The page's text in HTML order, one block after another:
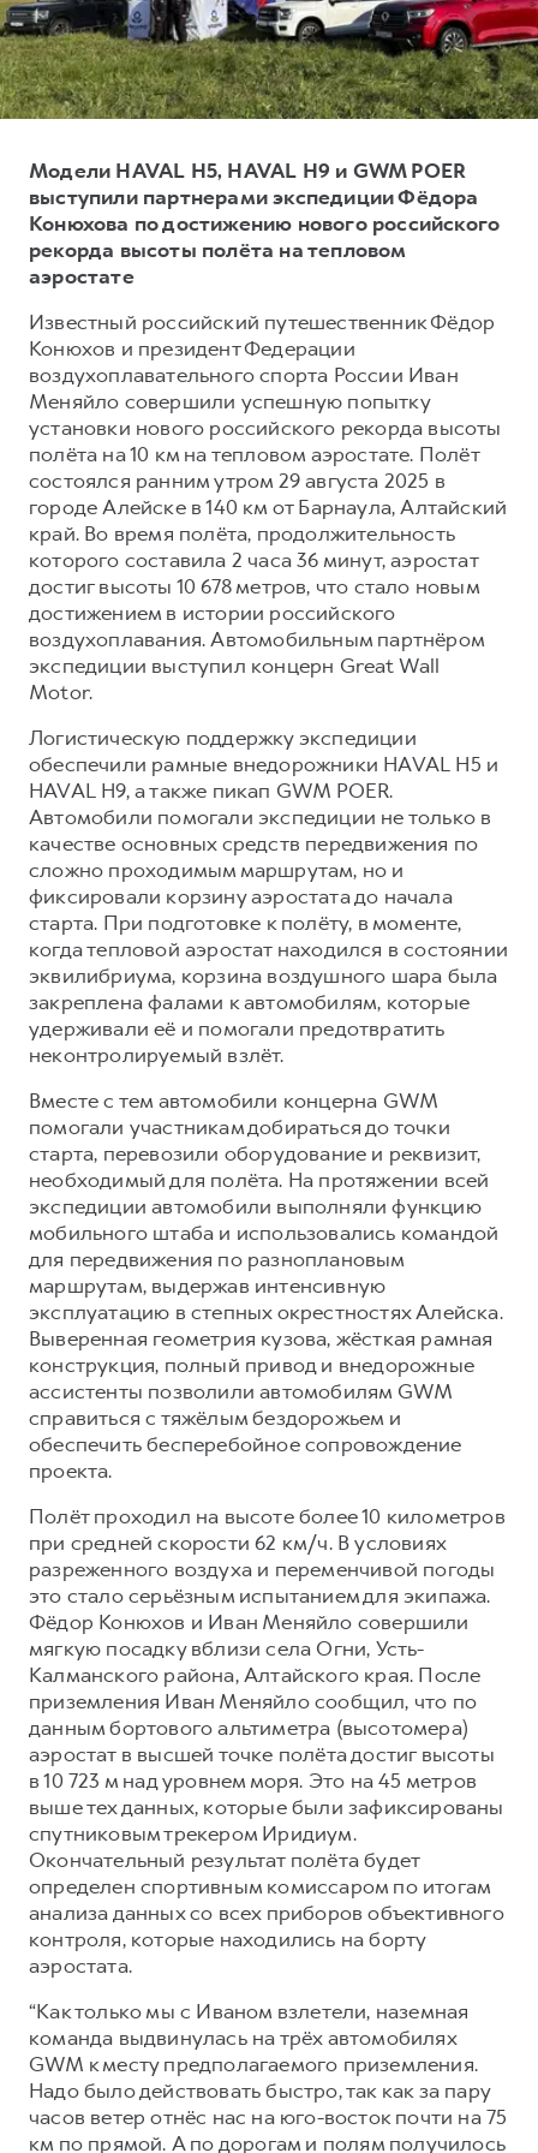
H7
от 3 799 000 ₽
H9
от 4 799 000 ₽
Тест-драйв
Трейд-ин
Кредитный калькулятор
Страхование
Кредит
КОРПОРАТИВНЫМ КЛИЕНТАМ
Для малого бизнеса
Корпоративным клиентам
Крупным корпоративным клиентам
Система управления автопарком
Сервис для корпоративных клиентов
HAVAL Лизинг
АКСЕССУАРЫ HAVAL
Автомобильные аксессуары
Коллекция PRO
Коллекция Базовая
Коллекция Детская
СЕРВИСНОЕ ОБСЛУЖИВАНИЕ
Нулевое ТО
Программа «Помощь на дороге»
Электронный ПТС
ПОДДЕРЖКА
GWM Безопасность
Гарантия HAVAL
Мобильное приложение GWM
Программа «HAVAL Защита+»
Руководства по эксплуатации
Подписки
АКСЕССУАРЫ HAVAL
Автомобильные аксессуары
Коллекция PRO
Коллекция Базовая
Коллекция Детская
О дилере
Наша команда
Контакты
Модели HAVAL H5, HAVAL H9 и GWM POER
выступили партнерами экспедиции Фёдора
Конюхова по достижению нового российского
рекорда высоты полёта на тепловом
аэростате
Известный российский путешественник Фёдор
Конюхов и президент Федерации
воздухоплавательного спорта России Иван
Меняйло совершили успешную попытку
установки нового российского рекорда высоты
полёта на 10 км на тепловом аэростате. Полёт
состоялся ранним утром 29 августа 2025 в
городе Алейске в 140 км от Барнаула, Алтайский
край. Во время полёта, продолжительность
которого составила 2 часа 36 минут, аэростат
достиг высоты 10 678 метров, что стало новым
достижением в истории российского
воздухоплавания. Автомобильным партнёром
экспедиции выступил концерн Great Wall
Motor.
Логистическую поддержку экспедиции
обеспечили рамные внедорожники HAVAL H5 и
HAVAL H9, а также пикап GWM POER.
Автомобили помогали экспедиции не только в
качестве основных средств передвижения по
сложно проходимым маршрутам, но и
фиксировали корзину аэростата до начала
старта. При подготовке к полёту, в моменте,
когда тепловой аэростат находился в состоянии
эквилибриума, корзина воздушного шара была
закреплена фалами к автомобилям, которые
удерживали её и помогали предотвратить
неконтролируемый взлёт.
Вместе с тем автомобили концерна GWM
помогали участникам добираться до точки
старта, перевозили оборудование и реквизит,
необходимый для полёта. На протяжении всей
экспедиции автомобили выполняли функцию
мобильного штаба и использовались командой
для передвижения по разноплановым
маршрутам, выдержав интенсивную
эксплуатацию в степных окрестностях Алейска.
Выверенная геометрия кузова, жёсткая рамная
конструкция, полный привод и внедорожные
ассистенты позволили автомобилям GWM
справиться с тяжёлым бездорожьем и
обеспечить бесперебойное сопровождение
проекта.
Полёт проходил на высоте более 10 километров
при средней скорости 62 км/ч. В условиях
разреженного воздуха и переменчивой погоды
это стало серьёзным испытанием для экипажа.
Фёдор Конюхов и Иван Меняйло совершили
мягкую посадку вблизи села Огни, Усть-
Калманского района, Алтайского края. После
приземления Иван Меняйло сообщил, что по
данным бортового альтиметра (высотомера)
аэростат в высшей точке полёта достиг высоты
в 10 723 м над уровнем моря. Это на 45 метров
выше тех данных, которые были зафиксированы
спутниковым трекером Иридиум.
Окончательный результат полёта будет
определен спортивным комиссаром по итогам
анализа данных со всех приборов объективного
контроля, которые находились на борту
аэростата.
“Как только мы c Иваном взлетели, наземная
команда выдвинулась на трёх автомобилях
GWM к месту предполагаемого приземления.
Надо было действовать быстро, так как за пару
часов ветер отнёс нас на юго-восток почти на 75
км по прямой. А по дорогам и полям получилось